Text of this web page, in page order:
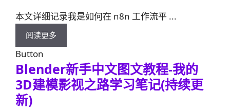
本文详细记录我是如何在 n8n 工作流平 ...
阅读更多
Button
Blender新手中文图文教程-我的
3D建模影视之路学习笔记(持续更
新)